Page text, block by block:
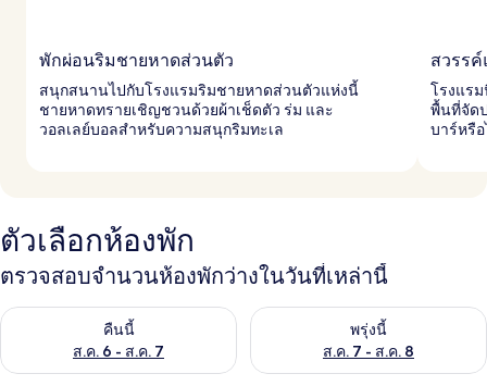
พักผ่อนริมชายหาดส่วนตัว
สนุกสนานไปกับโรงแรมริมชายหาดส่วนตัวแห่งนี้
ชายหาดทรายเชิญชวนด้วยผ้าเช็ดตัว ร่ม และ
วอลเลย์บอลสำหรับความสนุกริมทะเล
สวรรค์
โรงแร
พื้นที่จัด
บาร์หรื
ตัวเลือกห้องพัก
ตรวจสอบจำนวนห้องพักว่างในวันที่เหล่านี้
คืนนี้
ส.ค. 6 - ส.ค. 7
ตรวจสอบจำนวนห้องพักว่างในคืนนี้ ส.ค. 6 - ส.ค. 7พรุ่งนี้
ส.ค. 7 - ส.ค. 8
ตรวจสอบจำนวนห้องพักว่างใน